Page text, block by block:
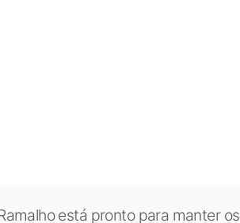
está pronto para manter os